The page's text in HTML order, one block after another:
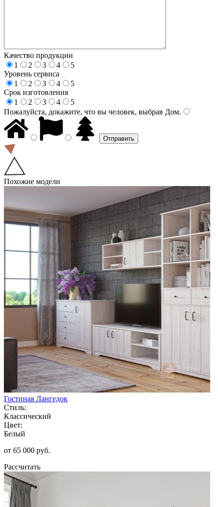
Качество продукции
1
2 3 4
5
Уровень сервиса
1
2 3 4
5
Срок изготовления
1
2 3 4
5
Пожалуйста, докажите, что вы человек, выбрав Дом.
Похожие модели
Гостиная Лангедок
Стиль:
Классический
Цвет:
Белый
от 65 000 руб.
Рассчитать